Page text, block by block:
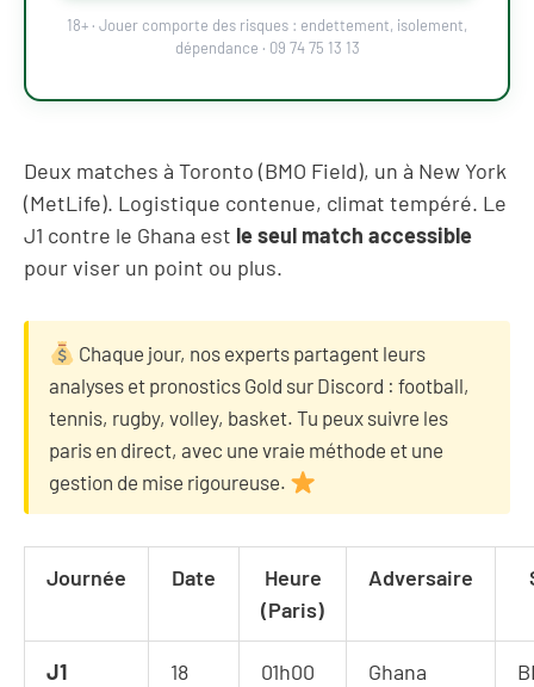
18+ · Jouer comporte des risques : endettement, isolement,
dépendance · 09 74 75 13 13
Deux matches à Toronto (BMO Field), un à New York
(MetLife). Logistique contenue, climat tempéré. Le
J1 contre le Ghana est le seul match accessible
pour viser un point ou plus.
Chaque jour, nos experts partagent leurs
analyses et pronostics Gold sur Discord : football,
tennis, rugby, volley, basket. Tu peux suivre les
paris en direct, avec une vraie méthode et une
gestion de mise rigoureuse.
Journée Date
Heure
(Paris)
Adversaire
J1
18
01h00 Ghana